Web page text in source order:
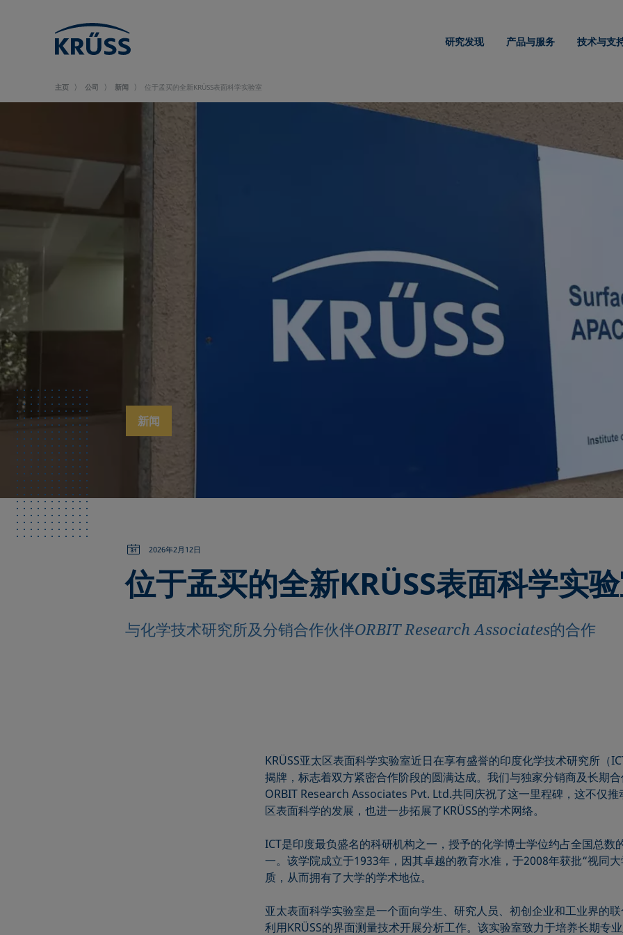
研究发现 产品与服务 技术与支
主页 公司 新闻 位于孟买的全新KRÜSS表面科学实验室
新闻
2026年2月12日
位于孟买的全新KRÜSS表面科学实
与化学技术研究所及分销合作伙伴ORBIT Research Associates的合作
KRÜSS亚太区表面科学实验室近日在享有盛誉的印度化学技术研究所（
揭牌，标志着双方紧密合作阶段的圆满达成。我们与独家分销商及长期
ORBIT Research Associates Pvt. Ltd.共同庆祝了这一里程碑，这不仅推
区表面科学的发展，也进一步拓展了KRÜSS的学术网络。
ICT是印度最负盛名的科研机构之一，授予的化学博士学位约占全国总数
一。该学院成立于1933年，因其卓越的教育水准，于2008年获批“视同
质，从而拥有了大学的学术地位。
亚太表面科学实验室是一个面向学生、研究人员、初创企业和工业界的
利用KRÜSS的界面测量技术开展分析工作。该实验室致力于培养长期专